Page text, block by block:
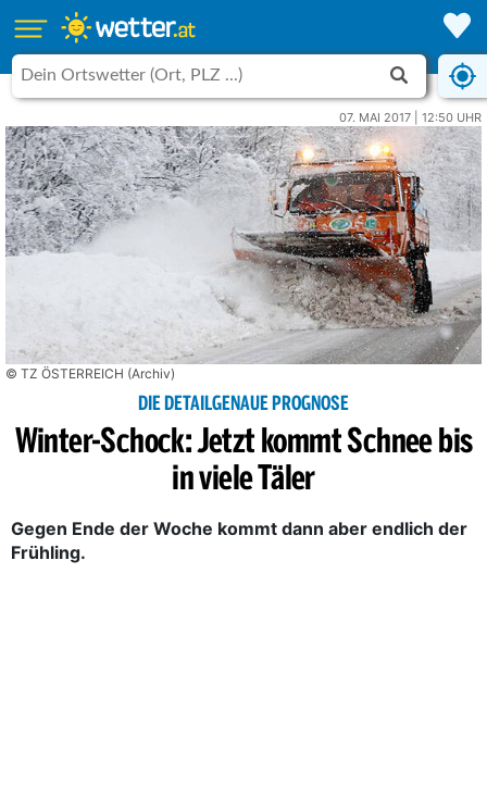
07. MAI 2017 | 12:50 UHR
© TZ ÖSTERREICH (Archiv)
DIE DETAILGENAUE PROGNOSE
Winter-Schock: Jetzt kommt Schnee bis
in viele Täler
Gegen Ende der Woche kommt dann aber endlich der
Frühling.